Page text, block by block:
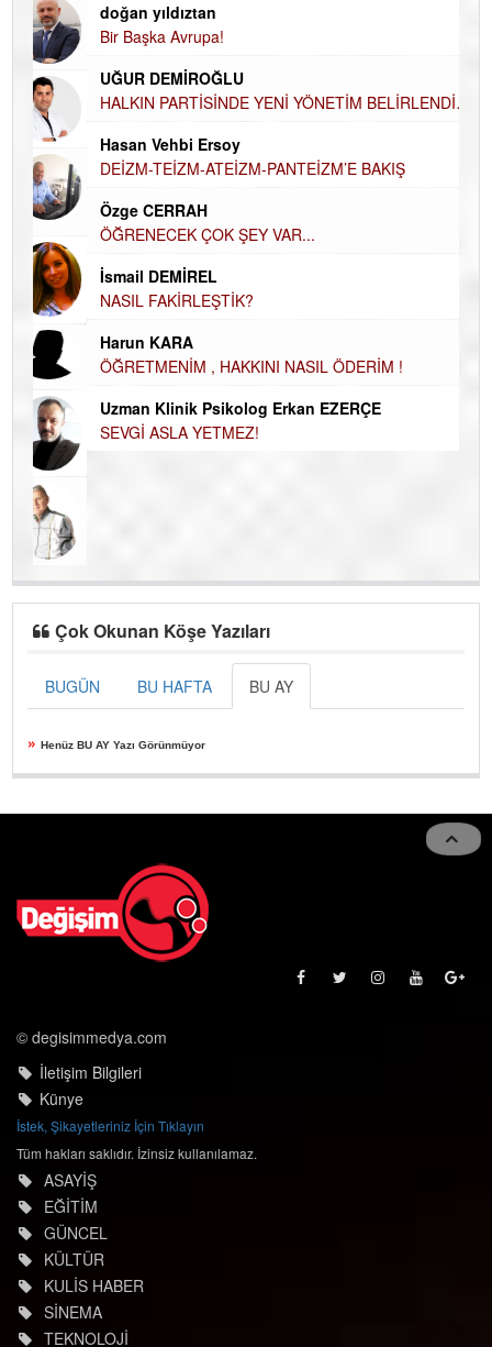
doğan yıldıztan
Bir Başka Avrupa!
UĞUR DEMİROĞLU
HALKIN PARTİSİNDE YENİ YÖNETİM
BELİRLENDİ…
Hasan Vehbi Ersoy
DEİZM-TEİZM-ATEİZM-PANTEİZM’E BAKIŞ
Özge CERRAH
ÖĞRENECEK ÇOK ŞEY VAR...
İsmail DEMİREL
NASIL FAKİRLEŞTİK?
Harun KARA
ÖĞRETMENİM , HAKKINI NASIL ÖDERİM !
Uzman Klinik Psikolog Erkan EZERÇE
SEVGİ ASLA YETMEZ!
Çok Okunan Köşe Yazıları
»Henüz BU AY Yazı Görünmüyor
© degisimmedya.com
İletişim Bilgileri
Künye
İstek, Şikayetleriniz İçin Tıklayın
Tüm hakları saklıdır. İzinsiz kullanılamaz.
ASAYİŞ
EĞİTİM
GÜNCEL
KÜLTÜR
KULİS HABER